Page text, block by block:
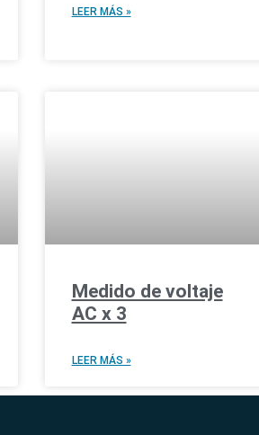
LEER MÁS »
Medido de voltaje
AC x 3
LEER MÁS »